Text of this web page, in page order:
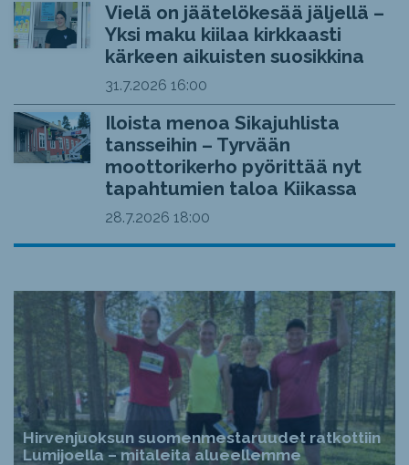
Vielä on jäätelökesää jäljellä –
Yksi maku kiilaa kirkkaasti
kärkeen aikuisten suosikkina
31.7.2026 16:00
Iloista menoa Sikajuhlista
tansseihin – Tyrvään
moottorikerho pyörittää nyt
tapahtumien taloa Kiikassa
28.7.2026 18:00
Hirvenjuoksun suomenmestaruudet ratkottiin
Lumijoella – mitaleita alueellemme